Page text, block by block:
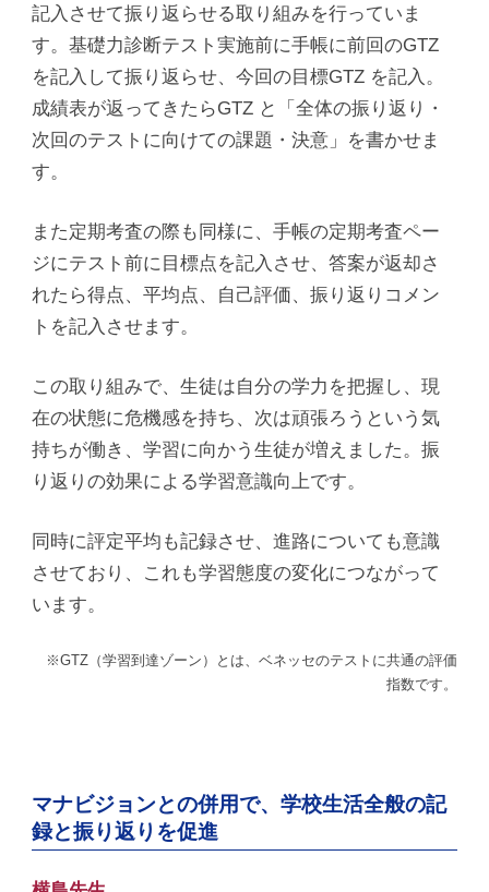
記入させて振り返らせる取り組みを行っていま
す。基礎力診断テスト実施前に手帳に前回のGTZ
を記入して振り返らせ、今回の目標GTZ を記入。
成績表が返ってきたらGTZ と「全体の振り返り・
次回のテストに向けての課題・決意」を書かせま
す。
また定期考査の際も同様に、手帳の定期考査ペー
ジにテスト前に目標点を記入させ、答案が返却さ
れたら得点、平均点、自己評価、振り返りコメン
トを記入させます。
この取り組みで、生徒は自分の学力を把握し、現
在の状態に危機感を持ち、次は頑張ろうという気
持ちが働き、学習に向かう生徒が増えました。振
り返りの効果による学習意識向上です。
同時に評定平均も記録させ、進路についても意識
させており、これも学習態度の変化につながって
います。
※GTZ（学習到達ゾーン）とは、ベネッセのテストに共通の評価
指数です。
マナビジョンとの併用で、学校生活全般の記
録と振り返りを促進